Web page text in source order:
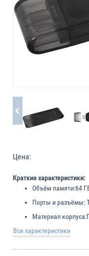
Цена:
Краткие характеристики:
Объём памяти:64
Порты и разъёмы:
Материал корпуса:
Все характеристики